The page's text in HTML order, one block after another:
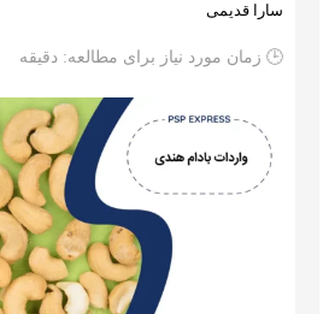
سارا قدیمی
🕒 زمان مورد نیاز برای مطالعه: دقیقه